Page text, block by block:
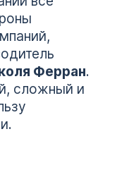
Ферран.
сложный и